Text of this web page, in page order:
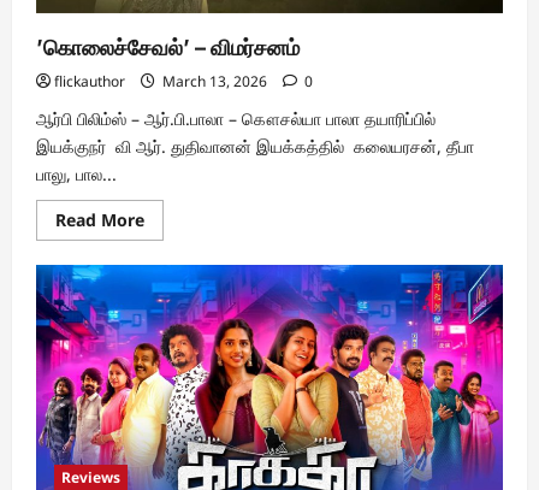
’கொலைச்சேவல்’ – விமர்சனம்
flickauthor March 13, 2026 0
ஆர்பி பிலிம்ஸ் – ஆர்.பி.பாலா – கௌசல்யா பாலா தயாரிப்பில்
இயக்குநர் வி ஆர். துதிவானன் இயக்கத்தில் கலையரசன், தீபா
பாலு, பால...
Read MoreRead
more
’கொலைச்சேவல்’
–
விமர்சனம்
Reviews